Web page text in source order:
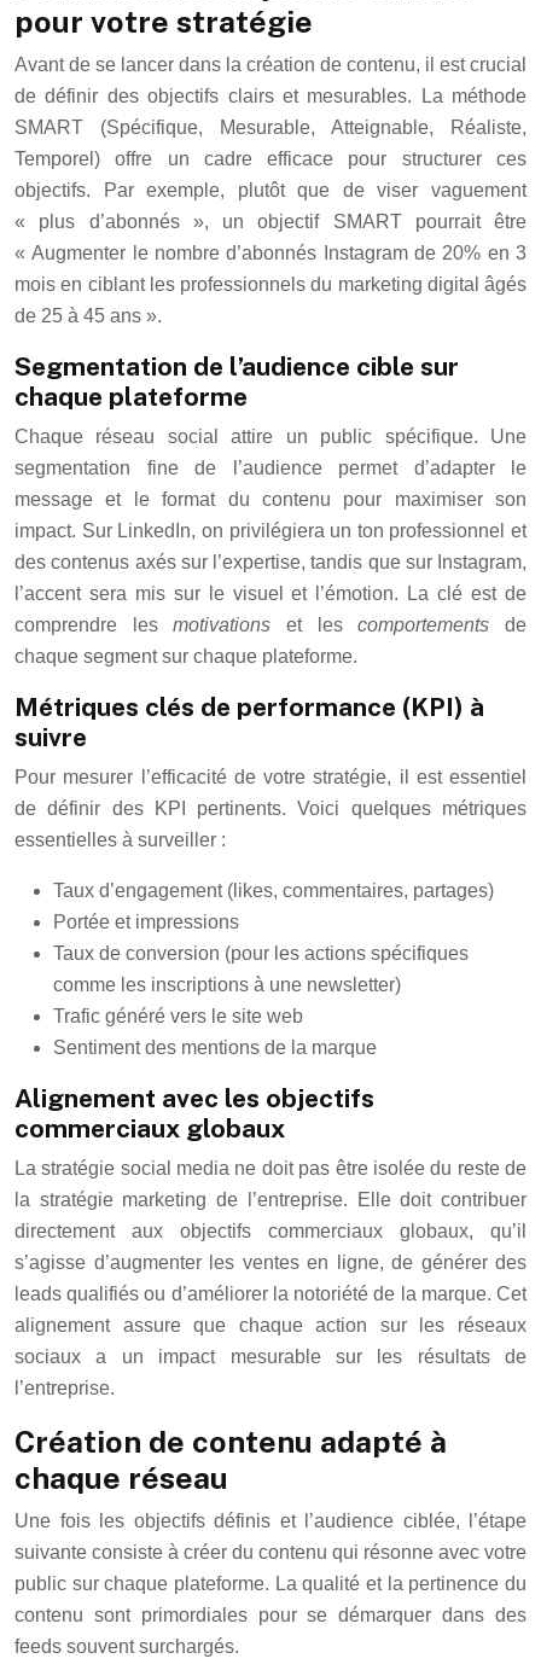
pour votre stratégie
Avant de se lancer dans la création de contenu, il est crucial
de définir des objectifs clairs et mesurables. La méthode
SMART (Spécifique, Mesurable, Atteignable, Réaliste,
Temporel) offre un cadre efficace pour structurer ces
objectifs. Par exemple, plutôt que de viser vaguement
« plus d’abonnés », un objectif SMART pourrait être
« Augmenter le nombre d’abonnés Instagram de 20% en 3
mois en ciblant les professionnels du marketing digital âgés
de 25 à 45 ans ».
Segmentation de l’audience cible sur
chaque plateforme
Chaque réseau social attire un public spécifique. Une
segmentation fine de l’audience permet d’adapter le
message et le format du contenu pour maximiser son
impact. Sur LinkedIn, on privilégiera un ton professionnel et
des contenus axés sur l’expertise, tandis que sur Instagram,
l’accent sera mis sur le visuel et l’émotion. La clé est de
comprendre lesmotivationset lescomportementsde
chaque segment sur chaque plateforme.
Métriques clés de performance (KPI) à
suivre
Pour mesurer l’efficacité de votre stratégie, il est essentiel
de définir des KPI pertinents. Voici quelques métriques
essentielles à surveiller :
Taux d’engagement (likes, commentaires, partages)
Portée et impressions
Taux de conversion (pour les actions spécifiques
comme les inscriptions à une newsletter)
Trafic généré vers le site web
Sentiment des mentions de la marque
Alignement avec les objectifs
commerciaux globaux
La stratégie social media ne doit pas être isolée du reste de
la stratégie marketing de l’entreprise. Elle doit contribuer
directement aux objectifs commerciaux globaux, qu’il
s’agisse d’augmenter les ventes en ligne, de générer des
leads qualifiés ou d’améliorer la notoriété de la marque. Cet
alignement assure que chaque action sur les réseaux
sociaux a un impact mesurable sur les résultats de
l’entreprise.
Création de contenu adapté à
chaque réseau
Une fois les objectifs définis et l’audience ciblée, l’étape
suivante consiste à créer du contenu qui résonne avec votre
public sur chaque plateforme. La qualité et la pertinence du
contenu sont primordiales pour se démarquer dans des
feeds souvent surchargés.